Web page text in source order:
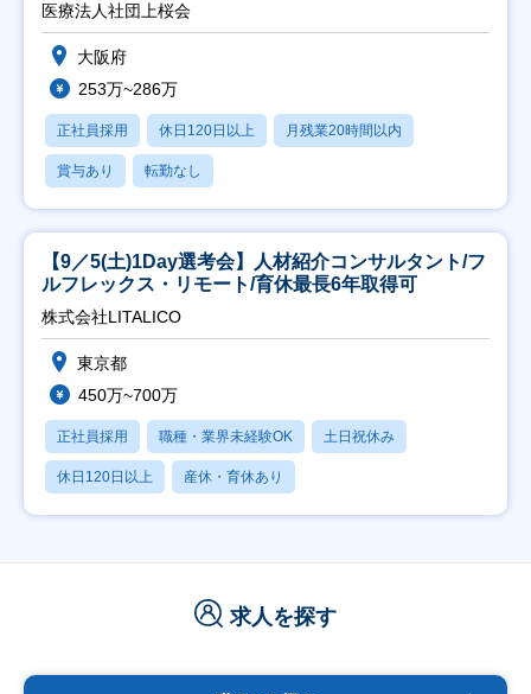
医療法人社団上桜会
大阪府
253万~286万
正社員採用 休日120日以上 月残業20時間以内
賞与あり 転勤なし
【9／5(土)1Day選考会】人材紹介コンサルタント/フ
ルフレックス・リモート/育休最長6年取得可
株式会社LITALICO
東京都
450万~700万
正社員採用 職種・業界未経験OK 土日祝休み
休日120日以上 産休・育休あり
求人を探す